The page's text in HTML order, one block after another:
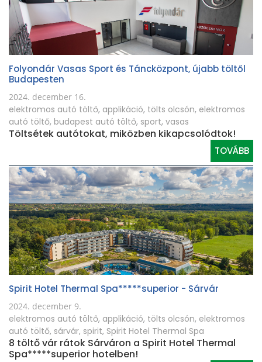
Folyondár Vasas Sport és Táncközpont, újabb töltől
Budapesten
2024. december 16.
elektromos autó töltő, applikáció, tölts olcsón, elektromos
autó töltő, budapest autó töltő, sport, vasas
Töltsétek autótokat, miközben kikapcsolódtok!
TOVÁBB
Spirit Hotel Thermal Spa*****superior - Sárvár
2024. december 9.
elektromos autó töltő, applikáció, tölts olcsón, elektromos
autó töltő, sárvár, spirit, Spirit Hotel Thermal Spa
8 töltő vár rátok Sárváron a Spirit Hotel Thermal
Spa*****superior hotelben!